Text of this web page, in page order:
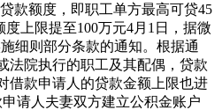
款额度，即职工单方最高可贷45
上限提至100万元4月1日，据微
细则部分条款的通知。根据通
法院执行的职工及其配偶，贷款
借款申请人的贷款金额上限也进
请人夫妻双方建立公积金账户